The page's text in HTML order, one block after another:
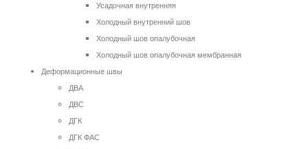
Усадочная внутренняя
Холодный внутренний шов
Холодный шов опалубочная
Холодный шов опалубочная мембранная
Деформационные швы
ДВА
ДВС
ДГК
ДГК ФАС